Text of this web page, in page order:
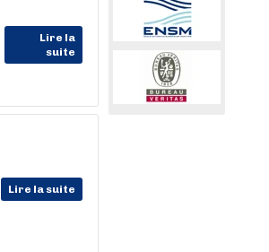
Lire la
suite
Lire la suite